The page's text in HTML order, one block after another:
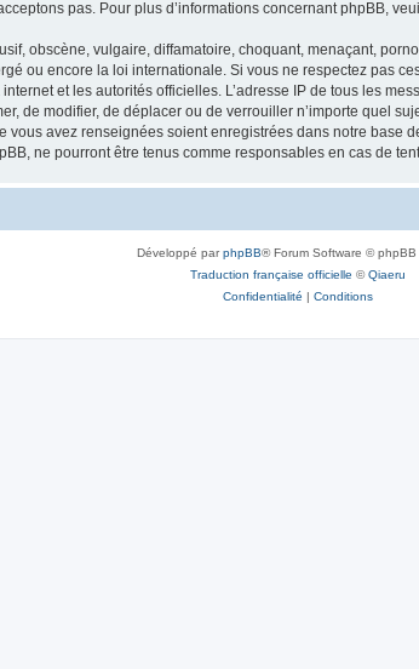
pas. Pour plus d’informations concernant phpBB,
obscène, vulgaire, diffamatoire, choquant, menaçant,
ou encore la loi internationale. Si vous ne respectez pas
et les autorités officielles. L’adresse IP de tous les
de modifier, de déplacer ou de verrouiller n’importe quel
vous avez renseignées soient enregistrées dans notre
ne pourront être tenus comme responsables en cas de
Développé parphpBB® Forum Software © phpBB
Traduction française officielle ©Qiaeru
Confidentialité | Conditions